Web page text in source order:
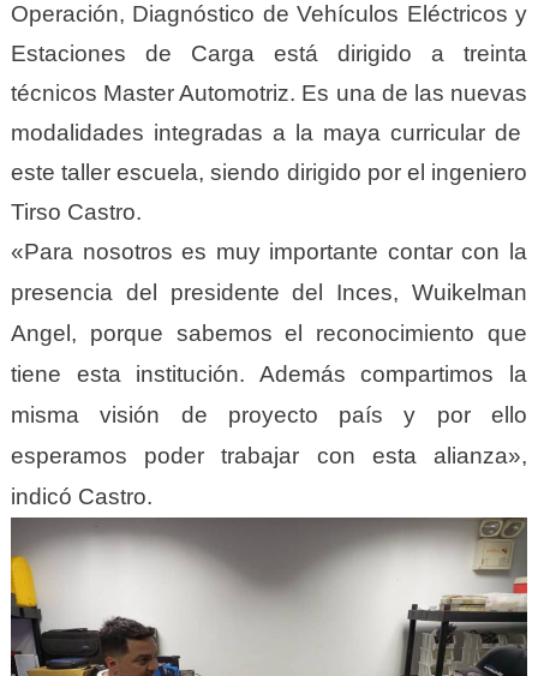
Operación, Diagnóstico de Vehículos Eléctricos y
Estaciones de Carga está dirigido a treinta
técnicos Master Automotriz. Es una de las nuevas
modalidades integradas a la maya curricular de
este taller escuela, siendo dirigido por el ingeniero
Tirso Castro.
«Para nosotros es muy importante contar con la
presencia del presidente del Inces, Wuikelman
Angel, porque sabemos el reconocimiento que
tiene esta institución. Además compartimos la
misma visión de proyecto país y por ello
esperamos poder trabajar con esta alianza»,
indicó Castro.